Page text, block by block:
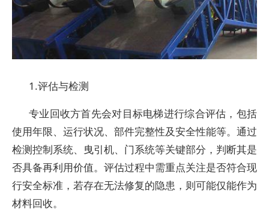
1.评估与检测
专业回收方首先会对目标电梯进行综合评估，包括
使用年限、运行状况、部件完整性及安全性能等。通过
检测控制系统、曳引机、门系统等关键部分，判断其是
否具备再利用价值。评估过程中需重点关注是否符合现
行安全标准，若存在无法修复的隐患，则可能仅能作为
材料回收。